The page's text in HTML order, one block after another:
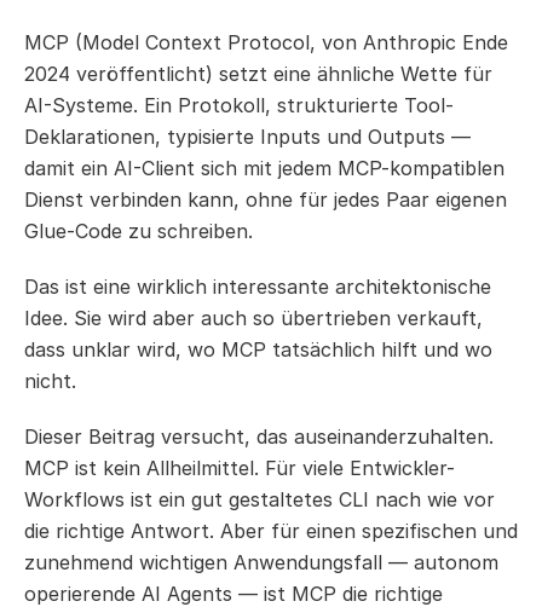
MCP (Model Context Protocol, von Anthropic Ende
2024 veröffentlicht) setzt eine ähnliche Wette für
AI-Systeme. Ein Protokoll, strukturierte Tool-
Deklarationen, typisierte Inputs und Outputs —
damit ein AI-Client sich mit jedem MCP-kompatiblen
Dienst verbinden kann, ohne für jedes Paar eigenen
Glue-Code zu schreiben.
Das ist eine wirklich interessante architektonische
Idee. Sie wird aber auch so übertrieben verkauft,
dass unklar wird, wo MCP tatsächlich hilft und wo
nicht.
Dieser Beitrag versucht, das auseinanderzuhalten.
MCP ist kein Allheilmittel. Für viele Entwickler-
Workflows ist ein gut gestaltetes CLI nach wie vor
die richtige Antwort. Aber für einen spezifischen und
zunehmend wichtigen Anwendungsfall — autonom
operierende AI Agents — ist MCP die richtige